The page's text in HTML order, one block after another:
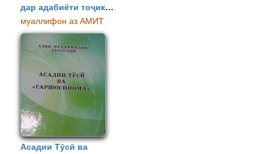
дар адабиёти тоҷику
форс
муаллифон аз АМИТ
Асадии Тӯсӣ ва